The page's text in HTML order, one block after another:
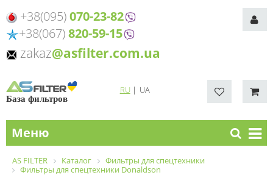
+38(095)070-23-82
+38(067)820-59-15
zakaz@asfilter.com.ua
База фильтров
RU| UA
Меню
AS FILTER Каталог
Фильтры для спецтехники
Фильтры для спецтехники Donaldson